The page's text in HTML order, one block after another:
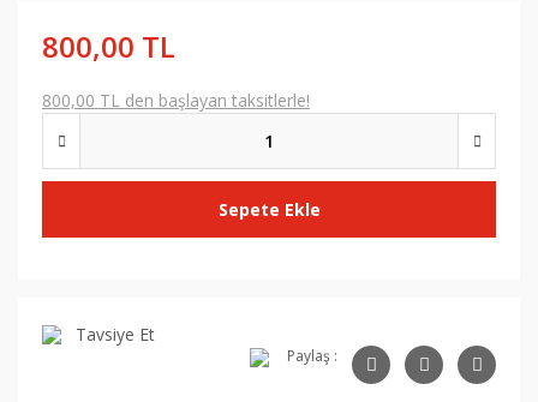
800,00 TL
800,00 TL den başlayan taksitlerle!
Sepete Ekle
Tavsiye Et
Paylaş :